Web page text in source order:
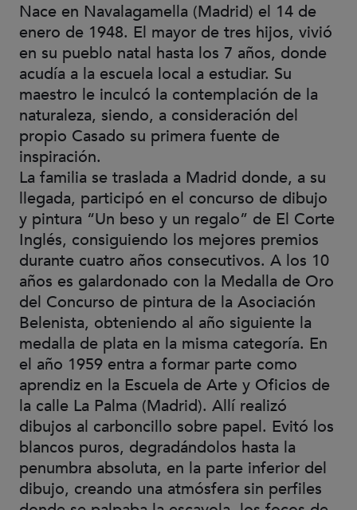
Nace en Navalagamella (Madrid) el 14 de
enero de 1948. El mayor de tres hijos, vivió
en su pueblo natal hasta los 7 años, donde
acudía a la escuela local a estudiar. Su
maestro le inculcó la contemplación de la
naturaleza, siendo, a consideración del
propio Casado su primera fuente de
inspiración.
La familia se traslada a Madrid donde, a su
llegada, participó en el concurso de dibujo
y pintura “Un beso y un regalo” de El Corte
Inglés, consiguiendo los mejores premios
durante cuatro años consecutivos. A los 10
años es galardonado con la Medalla de Oro
del Concurso de pintura de la Asociación
Belenista, obteniendo al año siguiente la
medalla de plata en la misma categoría. En
el año 1959 entra a formar parte como
aprendiz en la Escuela de Arte y Oficios de
la calle La Palma (Madrid). Allí realizó
dibujos al carboncillo sobre papel. Evitó los
blancos puros, degradándolos hasta la
penumbra absoluta, en la parte inferior del
dibujo, creando una atmósfera sin perfiles